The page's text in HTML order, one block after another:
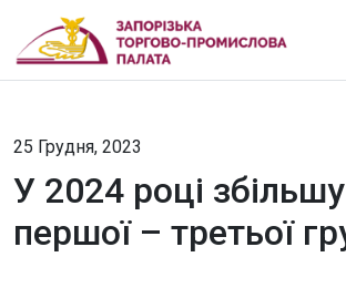
25 Грудня, 2023
У 2024 році
першої – третьої